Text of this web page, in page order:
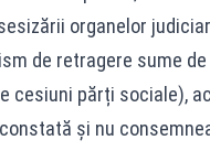
organelor
de retragere sume
cesiuni părți sociale),
și nu